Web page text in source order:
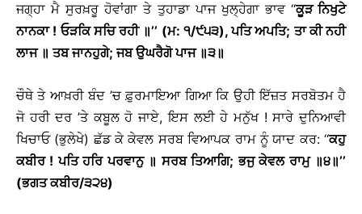
ਜਗ੍ਹਾ ਮੈ ਸੁਰਖ਼ਰੂ ਹੋਵਾਂਗਾ ਤੇ ਤੁਹਾਡਾ ਪਾਜ ਖੁਲ੍ਹੇਗਾ ਭਾਵ ‘‘ਕੂੜ ਨਿਖੁਟੇ
ਨਾਨਕਾ ! ਓੜਕਿ ਸਚਿ ਰਹੀ ॥’’ (ਮ: ੧/੯੫੩), ਪਤਿ ਅਪਤਿ; ਤਾ ਕੀ ਨਹੀ
ਲਾਜ ॥ ਤਬ ਜਾਨਹੁਗੇ; ਜਬ ਉਘਰੈਗੋ ਪਾਜ ॥੩॥
ਚੌਥੇ ਤੇ ਆਖ਼ਰੀ ਬੰਦ ’ਚ ਫ਼ੁਰਮਾਇਆ ਗਿਆ ਕਿ ਉਹੀ ਇੱਜ਼ਤ ਸਰਬੋਤਮ ਹੈ
ਜੋ ਹਰੀ ਦਰ ’ਤੇ ਕਬੂਲ ਹੋ ਜਾਏ, ਇਸ ਲਈ ਹੇ ਮਨੁੱਖ ! ਸਾਰੇ ਦੁਨਿਆਵੀ
ਖਿਚਾਓ (ਭੁਲੇਖੇ) ਛੱਡ ਕੇ ਕੇਵਲ ਸਰਬ ਵਿਆਪਕ ਰਾਮ ਨੂੰ ਯਾਦ ਕਰ: ‘‘ਕਹੁ
ਕਬੀਰ ! ਪਤਿ ਹਰਿ ਪਰਵਾਨੁ ॥ ਸਰਬ ਤਿਆਗਿ; ਭਜੁ ਕੇਵਲ ਰਾਮੁ ॥੪॥’’
(ਭਗਤ ਕਬੀਰ/੩੨੪)